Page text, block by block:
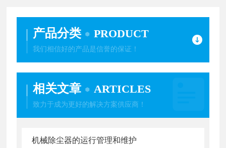
产品分类 PRODUCT
我们相信好的产品是信誉的保证！
相关文章 ARTICLES
致力于成为更好的解决方案供应商！
机械除尘器的运行管理和维护